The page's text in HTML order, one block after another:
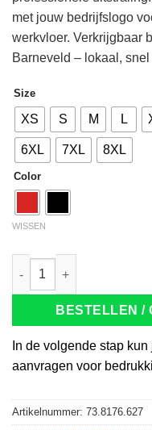
met jouw bedrijfslogo
werkvloer. Verkrijgbaar
Barneveld – lokaal,
Size
XS S M L
6XL 7XL 8XL
Color
WISSEN
Tricorp 202004 Poloshirt
BESTELLEN /
In de volgende stap
aanvragen voor
Artikelnummer: 73.8176.627